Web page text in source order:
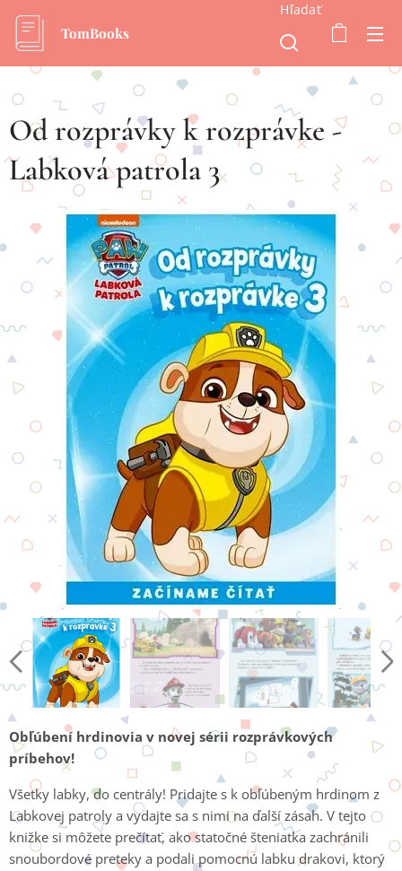
TomBooks
Hľadať
Od rozprávky k rozprávke -
Labková patrola 3
Obľúbení hrdinovia v novej sérii rozprávkových
príbehov!
Všetky labky, do centrály! Pridajte s k obľúbeným hrdinom z
Labkovej patroly a vydajte sa s nimi na ďalší zásah. V tejto
knižke si môžete prečítať, ako statočné šteniatka zachránili
snoubordové preteky a podali pomocnú labku drakovi, ktorý